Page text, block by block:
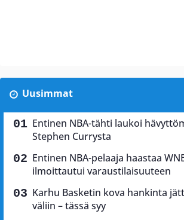
Uusimmat
Entinen NBA-tähti laukoi
Stephen Currysta
Entinen NBA-pelaaja haastaa
ilmoittautui varaustilaisuuteen
Karhu Basketin kova hankinta
väliin – tässä syy